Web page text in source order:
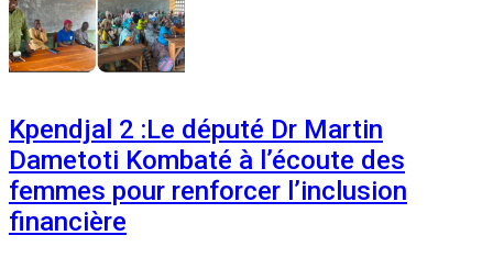
Kpendjal 2 :Le député Dr Martin
Dametoti Kombaté à l’écoute des
femmes pour renforcer l’inclusion
financière